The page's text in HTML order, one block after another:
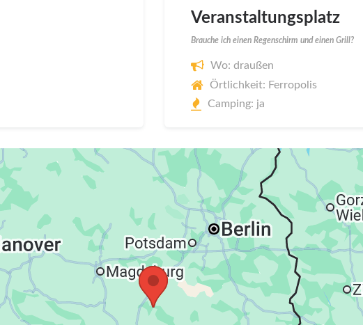
Veranstaltungsplatz
Brauche ich einen Regenschirm und einen Grill?
Wo: draußen
Örtlichkeit: Ferropolis
Camping: ja